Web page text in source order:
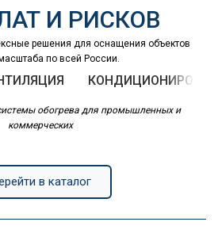
И РИСКОВ
решения для оснащения объектов
по всей России.
обогрева для промышленных и
коммерческих
в каталог